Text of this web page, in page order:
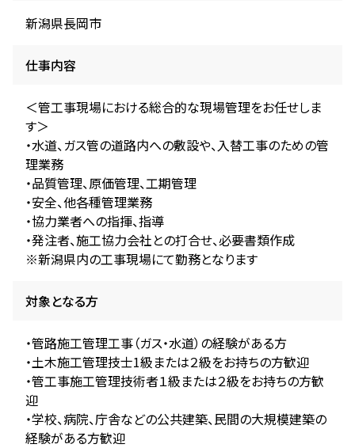
新潟県長岡市
仕事内容
＜管工事現場における総合的な現場管理をお任せしま
す＞
・水道、ガス管の道路内への敷設や、入替工事のための管
理業務
・品質管理、原価管理、工期管理
・安全、他各種管理業務
・協力業者への指揮、指導
・発注者、施工協力会社との打合せ、必要書類作成
※新潟県内の工事現場にて勤務となります
対象となる方
・管路施工管理工事（ガス・水道）の経験がある方
・土木施工管理技士1級または２級をお持ちの方歓迎
・管工事施工管理技術者１級または２級をお持ちの方歓
迎
・学校、病院、庁舎などの公共建築、民間の大規模建築の
経験がある方歓迎